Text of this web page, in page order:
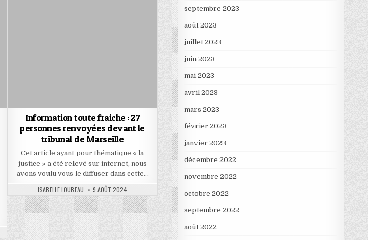
Information toute fraiche : 27
personnes renvoyées devant le
tribunal de Marseille
Cet article ayant pour thématique « la
justice » a été relevé sur internet, nous
avons voulu vous le diffuser dans cette…
AUTHOR:
ISABELLE LOUBEAU PUBLISHED
DATE:
9 AOÛT 2024
septembre 2023
août 2023
juillet 2023
juin 2023
mai 2023
avril 2023
mars 2023
février 2023
janvier 2023
décembre 2022
novembre 2022
octobre 2022
septembre 2022
août 2022